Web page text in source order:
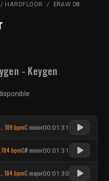
HARDFLOOR ERAW 08
- Keygen
189 bpmC minor00:01:31
184 bpmG# minor00:01:31
184 bpmC major00:01:30